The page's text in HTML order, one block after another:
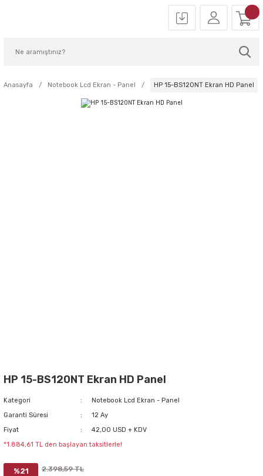
Anasayfa Notebook Lcd Ekran - Panel HP 15-BS120NT Ekran HD Panel
HP 15-BS120NT Ekran HD Panel
Kategori
Notebook Lcd Ekran - Panel
Garanti Süresi
12 Ay
Fiyat
42,00 USD + KDV
*1.884,61 TL den başlayan taksitlerle!
%21 2.398,59 TL